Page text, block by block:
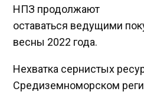
НПЗ продолжают
оставаться ведущими
весны 2022 года.
Нехватка сернистых
Средиземноморском